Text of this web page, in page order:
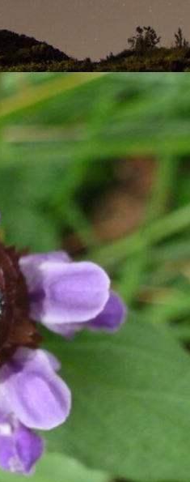
más amplio
On 14/09/2023